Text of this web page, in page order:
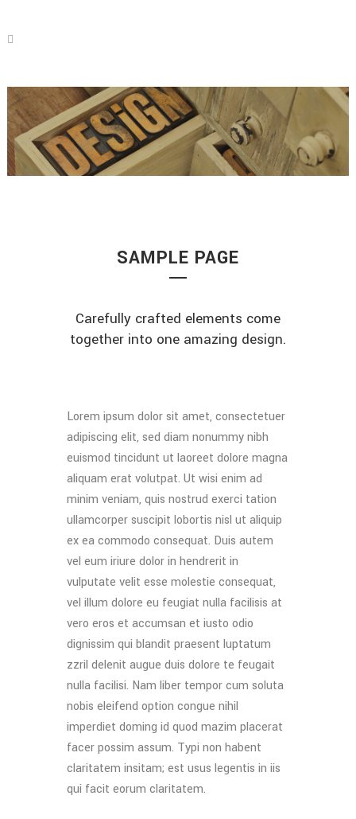
SAMPLE PAGE
Carefully crafted elements come
together into one amazing design.
Lorem ipsum dolor sit amet, consectetuer
adipiscing elit, sed diam nonummy nibh
euismod tincidunt ut laoreet dolore magna
aliquam erat volutpat. Ut wisi enim ad
minim veniam, quis nostrud exerci tation
ullamcorper suscipit lobortis nisl ut aliquip
ex ea commodo consequat. Duis autem
vel eum iriure dolor in hendrerit in
vulputate velit esse molestie consequat,
vel illum dolore eu feugiat nulla facilisis at
vero eros et accumsan et iusto odio
dignissim qui blandit praesent luptatum
zzril delenit augue duis dolore te feugait
nulla facilisi. Nam liber tempor cum soluta
nobis eleifend option congue nihil
imperdiet doming id quod mazim placerat
facer possim assum. Typi non habent
claritatem insitam; est usus legentis in iis
qui facit eorum claritatem.